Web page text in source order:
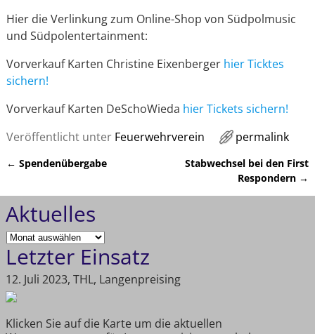
Hier die Verlinkung zum Online-Shop von Südpolmusic
und Südpolentertainment:
Vorverkauf Karten Christine Eixenberger hier Ticktes
sichern!
Vorverkauf Karten DeSchoWieda hier Tickets sichern!
Veröffentlicht unter Feuerwehrverein permalink
← Spendenübergabe
Stabwechsel bei den First
Respondern →
Aktuelles
Letzter Einsatz
12. Juli 2023, THL, Langenpreising
Klicken Sie auf die Karte um die aktuellen